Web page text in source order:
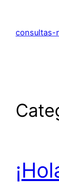
consultas-